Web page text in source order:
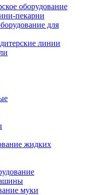
оборудование
пекарни
для
линии
жидких
муки